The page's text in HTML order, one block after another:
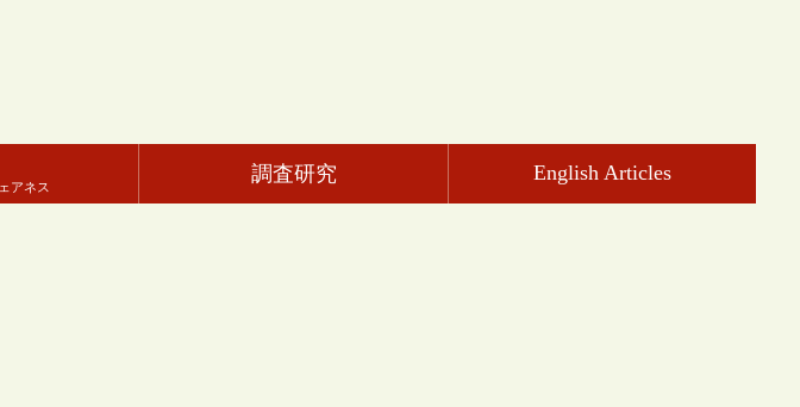
アネス
調査研究 English Articles